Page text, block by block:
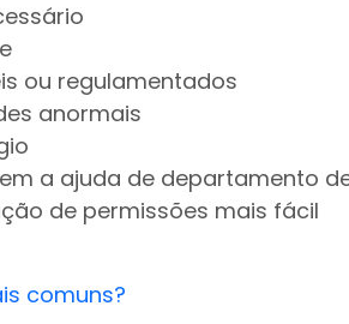
ou regulamentados
anormais
a ajuda de departamento
de permissões mais fácil
comuns?